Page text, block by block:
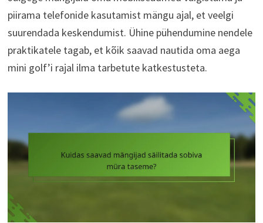
piirama telefonide kasutamist mängu ajal, et veelgi
suurendada keskendumist. Ühine pühendumine nendele
praktikatele tagab, et kõik saavad nautida oma aega
mini golf’i rajal ilma tarbetute katkestusteta.